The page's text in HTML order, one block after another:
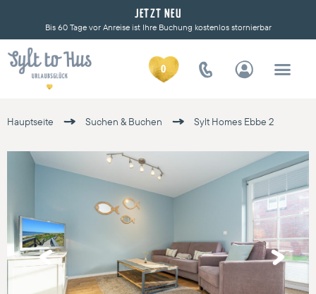
JETZT NEU
Bis 60 Tage vor Anreise ist Ihre Buchung kostenlos stornierbar
0
Hauptseite Suchen & Buchen Sylt Homes Ebbe 2
Previous Next